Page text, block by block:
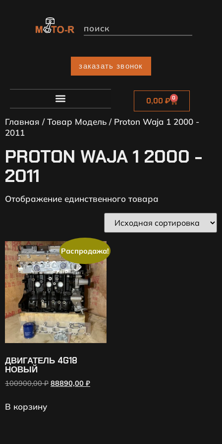
заказать звонок
0,00 ₽ 0
Главная / Товар Модель / Proton Waja 1 2000 -
2011
PROTON WAJA 1 2000 -
2011
Отображение единственного товара
Распродажа!
ДВИГАТЕЛЬ 4G18
НОВЫЙ
100900,00₽ 88890,00 ₽
В корзину